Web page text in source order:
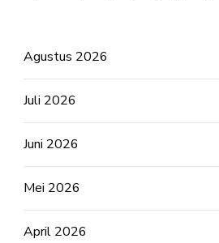
Agustus 2026
Juli 2026
Juni 2026
Mei 2026
April 2026